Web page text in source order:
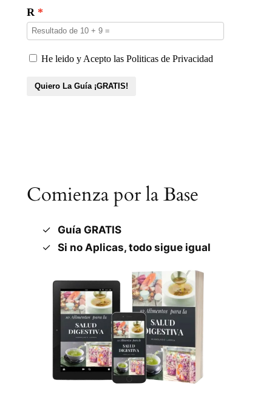
Comienza por la Base
Guía GRATIS
Si no Aplicas, todo sigue igual